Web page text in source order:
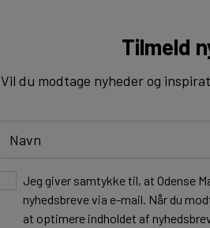
Tilmeld
Vil du modtage nyheder og
Jeg giver samtykke til, at Odense
nyhedsbreve via e-mail. Når du
at optimere indholdet af